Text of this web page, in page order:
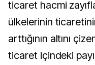
ticaret hacmi
ülkelerinin
arttığının altını
ticaret içindeki